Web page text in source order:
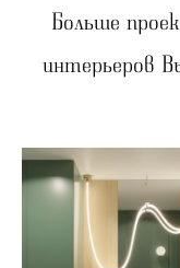
Больше
интерьеров